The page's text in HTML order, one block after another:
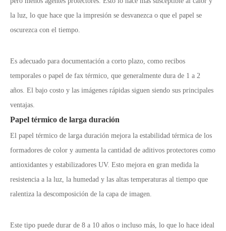
la luz, lo que hace que la impresión se desvanezca o que el papel se
oscurezca con el tiempo.
Es adecuado para documentación a corto plazo, como recibos
temporales o papel de fax térmico, que generalmente dura de 1 a 2
años. El bajo costo y las imágenes rápidas siguen siendo sus principales
ventajas.
Papel térmico de larga duración
El papel térmico de larga duración mejora la estabilidad térmica de los
formadores de color y aumenta la cantidad de aditivos protectores como
antioxidantes y estabilizadores UV. Esto mejora en gran medida la
resistencia a la luz, la humedad y las altas temperaturas al tiempo que
ralentiza la descomposición de la capa de imagen.
Este tipo puede durar de 8 a 10 años o incluso más, lo que lo hace ideal